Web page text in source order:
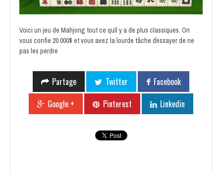
Voici un jeu de Mahjong tout ce qu`il y a de plus classiques. On
vous confie 20 000$ et vous avez la lourde tâche d`essayer de ne
pas les perdre
Partage Twitter
Facebook
Google +
Pinterest Linkedin